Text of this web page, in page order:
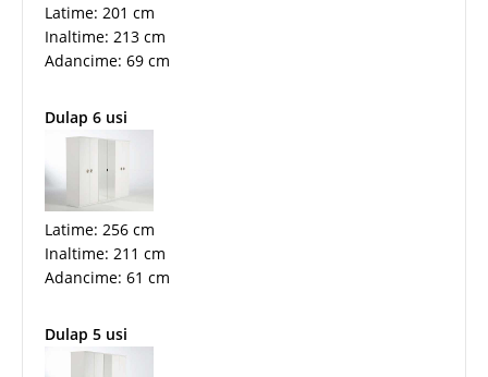
Latime: 201 cm
Inaltime: 213 cm
Adancime: 69 cm
Dulap 6 usi
Latime: 256 cm
Inaltime: 211 cm
Adancime: 61 cm
Dulap 5 usi